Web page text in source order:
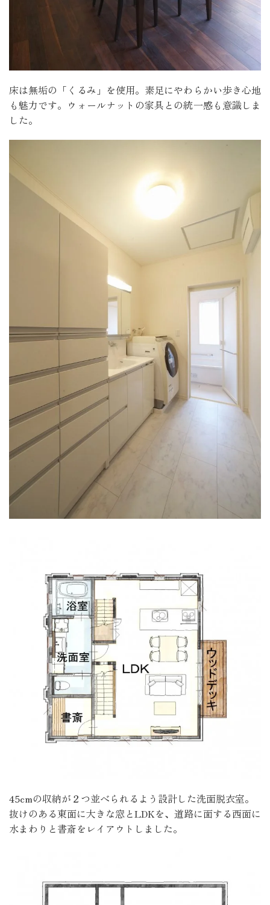
床は無垢の「くるみ」を使用。素足にやわらかい歩き心地
も魅力です。ウォールナットの家具との統一感も意識しま
した。
45cmの収納が２つ並べられるよう設計した洗面脱衣室。
抜けのある東面に大きな窓とLDKを、道路に面する西面に
水まわりと書斎をレイアウトしました。